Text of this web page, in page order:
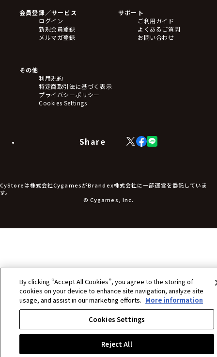
フィギュア
アクリルスタンド
バッジ
キーホルダー・ストラップ
ステッカー・シール・カード
タペストリー・ポスター
アームサポーター
ブレードホルダー
食品・飲料品
アパレル小物
アクセサリー
会員登録／サービス
ログイン
新規会員登録
メルマガ登録
サポート
ご利用ガイド
よくあるご質問
お問い合わせ
その他
利用規約
特定商取引法に基づく表示
プライバシーポリシー
Cookies Settings
Share
X
(Twitter)
Facebook
LINE
CyStoreは株式会社CygamesがBrandex株式会社に一部運営を委託していま
す。
© Cygames, Inc.
By clicking “Accept All Cookies”, you agree to the storing of
cookies on your device to enhance site navigation, analyze site
usage, and assist in our marketing efforts. More information
Cookies Settings
Reject All